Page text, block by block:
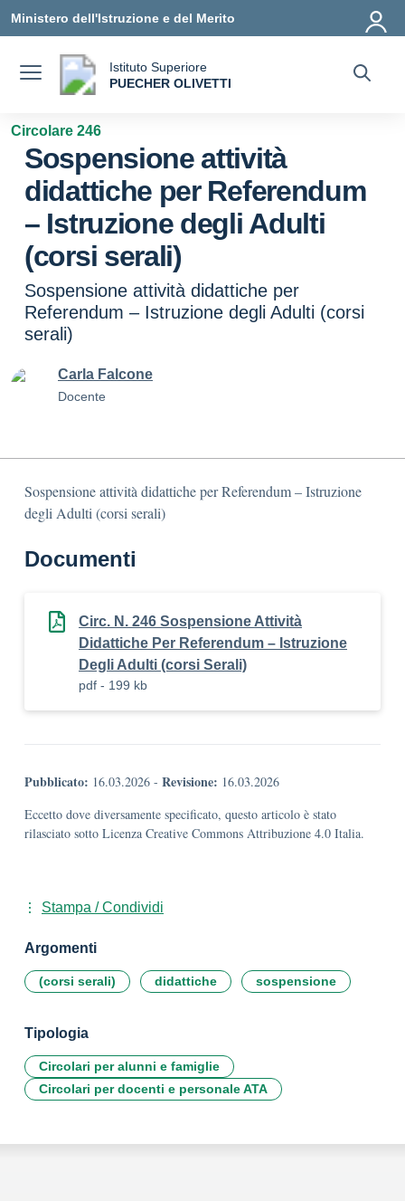
Ministero dell'Istruzione e del Merito
Istituto Superiore
PUECHER OLIVETTI
Circolare 246
Sospensione attività
didattiche per Referendum
– Istruzione degli Adulti
(corsi serali)
Sospensione attività didattiche per
Referendum – Istruzione degli Adulti (corsi
serali)
Carla Falcone
Docente
Sospensione attività didattiche per Referendum – Istruzione
degli Adulti (corsi serali)
Documenti
Circ. N. 246 Sospensione Attività
Didattiche Per Referendum – Istruzione
Degli Adulti (corsi Serali)
pdf - 199 kb
Pubblicato: 16.03.2026 - Revisione: 16.03.2026
Eccetto dove diversamente specificato, questo articolo è stato
rilasciato sotto Licenza Creative Commons Attribuzione 4.0 Italia.
Stampa / Condividi
Argomenti
(corsi serali) didattiche sospensione
Tipologia
Circolari per alunni e famiglie
Circolari per docenti e personale ATA